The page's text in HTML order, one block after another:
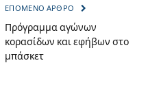
ΕΠΌΜΕΝΟ ΆΡΘΡΟ
Πρόγραμμα αγώνων
κορασίδων και εφήβων στο
μπάσκετ